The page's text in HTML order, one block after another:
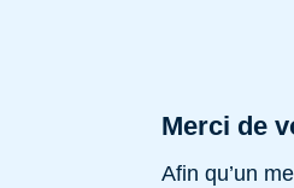
Merci de
Afin qu’un